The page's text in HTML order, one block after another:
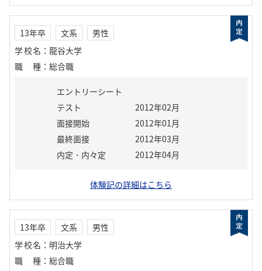
13年卒 文系
男性
学校名 ： 龍谷大学
職種 ： 総合職
エントリーシート
テスト
2012年02月
面接開始
2012年01月
最終面接
2012年03月
内定・内々定
2012年04月
体験記の詳細はこちら
13年卒 文系
男性
学校名 ： 明治大学
職種 ： 総合職